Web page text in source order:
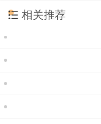
相关推荐